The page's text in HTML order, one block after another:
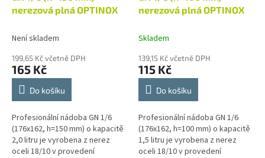
nerezová plná OPTINOX
Není skladem
199,65 Kč včetně DPH
165 Kč
Do košíku
Profesionální nádoba GN 1/6
(176x162, h=150 mm) o kapacitě
2,0 litru je vyrobena z nerez
oceli 18/10 v provedení
nerezová plná OPTINOX
Skladem
139,15 Kč včetně DPH
115 Kč
Do košíku
Profesionální nádoba GN 1/6
(176x162, h=100 mm) o kapacitě
1,5 litru je vyrobena z nerez
oceli 18/10 v provedení